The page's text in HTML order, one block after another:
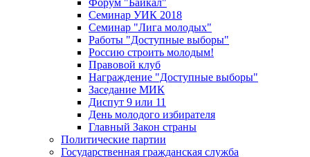
Форум "Байкал"
Семинар УИК 2018
Семинар "Лига молодых"
Работы "Доступные выборы"
Россию строить молодым!
Правовой клуб
Награждение "Доступные выборы"
Заседание МИК
Диспут 9 или 11
День молодого избирателя
Главный Закон страны
Политические партии
Государственная гражданская служба